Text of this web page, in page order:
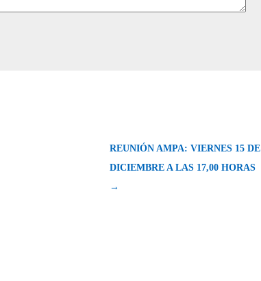
REUNIÓN AMPA: VIERNES 15 DE
DICIEMBRE A LAS 17,00 HORAS
→